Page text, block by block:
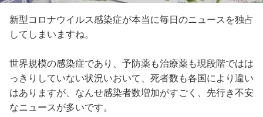
新型コロナウイルス感染症が本当に毎日のニュースを独占
してしまいますね。
世界規模の感染症であり、予防薬も治療薬も現段階ではは
っきりしていない状況いおいて、死者数も各国により違い
はありますが、なんせ感染者数増加がすごく、先行き不安
なニュースが多いです。